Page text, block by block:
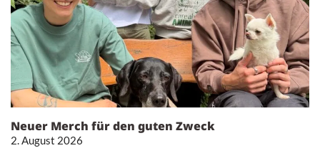
Neuer Merch für den guten Zweck
2. August 2026